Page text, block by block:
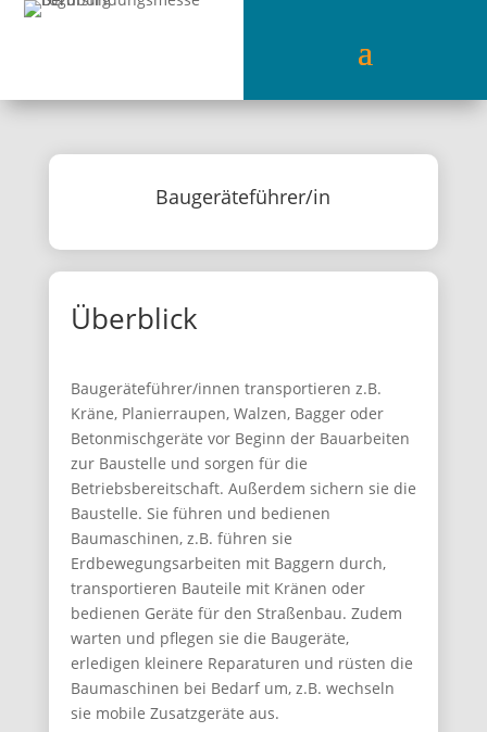
Baugeräteführer/in
Überblick
Baugeräteführer/innen transportieren z.B.
Kräne, Planierraupen, Walzen, Bagger oder
Betonmischgeräte vor Beginn der Bauarbeiten
zur Baustelle und sorgen für die
Betriebsbereitschaft. Außerdem sichern sie die
Baustelle. Sie führen und bedienen
Baumaschinen, z.B. führen sie
Erdbewegungsarbeiten mit Baggern durch,
transportieren Bauteile mit Kränen oder
bedienen Geräte für den Straßenbau. Zudem
warten und pflegen sie die Baugeräte,
erledigen kleinere Reparaturen und rüsten die
Baumaschinen bei Bedarf um, z.B. wechseln
sie mobile Zusatzgeräte aus.